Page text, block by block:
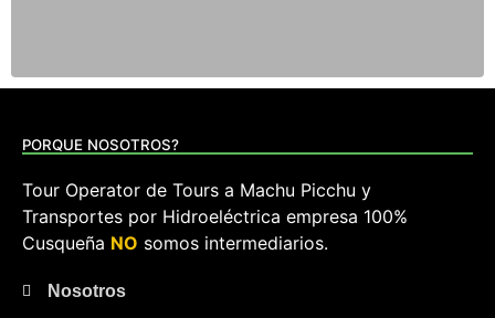
PORQUE NOSOTROS?
Tour Operator de Tours a Machu Picchu y
Transportes por Hidroeléctrica empresa 100%
Cusqueña NO somos intermediarios.
Nosotros